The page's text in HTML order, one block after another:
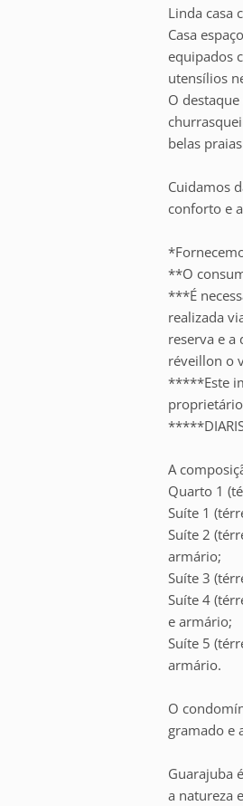
Linda casa
Casa
equipados
utensílios
O
belas
Cuidamos
conforto e
**O
***É
realizada
reserva e a
réveillon o
*****Este
A
Quarto 1
Suíte 1
Suíte 2
armário;
Suíte 3
Suíte 4
e armário;
Suíte 5
armário.
O
gramado e
Guarajuba
a natureza